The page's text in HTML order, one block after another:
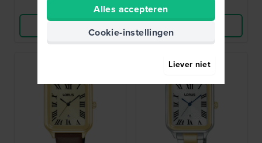
Alles accepteren
Cookie-instellingen
Liever niet